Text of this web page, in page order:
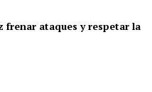
frenar ataques y respetar la